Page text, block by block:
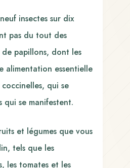
insectes sur dix
pas du tout des
de papillons, dont les
alimentation essentielle
qui se
qui se manifestent.
et légumes que vous
tels que les
les tomates et les